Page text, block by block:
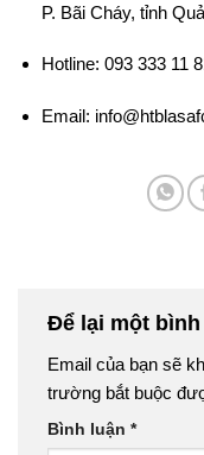
P. Bãi Cháy, tỉnh
Hotline: 093 333 11
Email:
Để lại một bình
Email của bạn sẽ
trường bắt buộc
Bình luận *